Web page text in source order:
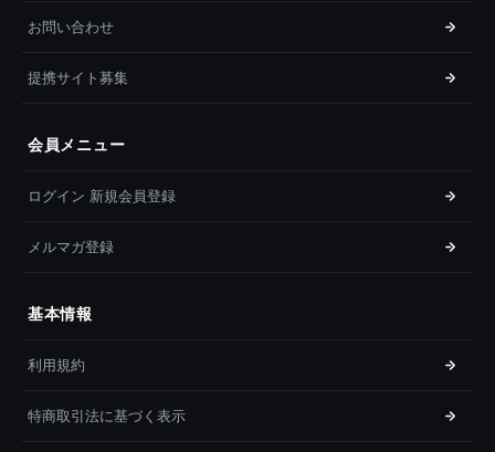
お問い合わせ
提携サイト募集
会員メニュー
ログイン 新規会員登録
メルマガ登録
基本情報
利用規約
特商取引法に基づく表示